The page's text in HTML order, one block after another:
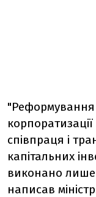
співпраця і
капітальних
виконано
написав